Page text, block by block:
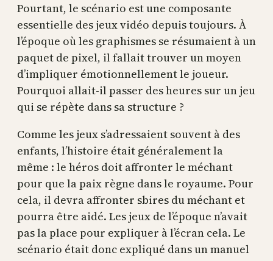
Pourtant, le scénario est une composante
essentielle des jeux vidéo depuis toujours. À
l’époque où les graphismes se résumaient à un
paquet de pixel, il fallait trouver un moyen
d’impliquer émotionnellement le joueur.
Pourquoi allait-il passer des heures sur un jeu
qui se répète dans sa structure ?
Comme les jeux s’adressaient souvent à des
enfants, l’histoire était généralement la
même : le héros doit affronter le méchant
pour que la paix règne dans le royaume. Pour
cela, il devra affronter sbires du méchant et
pourra être aidé. Les jeux de l’époque n’avait
pas la place pour expliquer à l’écran cela. Le
scénario était donc expliqué dans un manuel